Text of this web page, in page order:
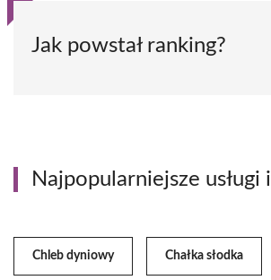
Jak powstał ranking?
Najpopularniejsze
Chleb dyniowy Chałka słodka